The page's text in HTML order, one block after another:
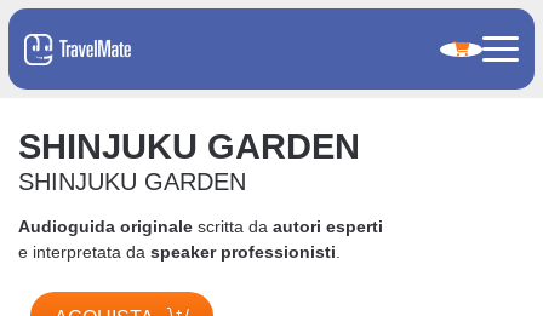
SHINJUKU GARDEN
SHINJUKU GARDEN
Audioguida originale scritta da autori esperti
e interpretata da speaker professionisti